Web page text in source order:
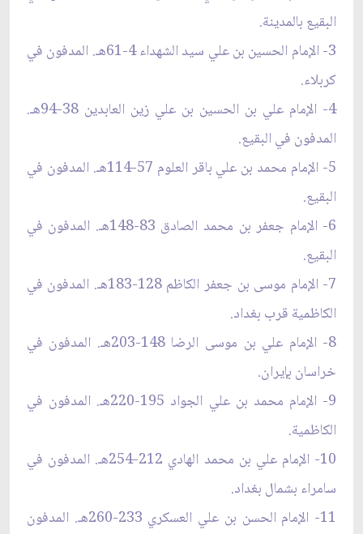
البقيع بالمدينة.
3- الإمام الحسين بن علي سيد الشهداء 4-61هـ. المدفون في
كربلاء.
4- الإمام علي بن الحسين بن علي زين العابدين 38-94هـ.
المدفون في البقيع.
5- الإمام محمد بن علي باقر العلوم 57-114هـ. المدفون في
البقيع.
6- الإمام جعفر بن محمد الصادق 83-148هـ. المدفون في
البقيع.
7- الإمام موسى بن جعفر الكاظم 128-183هـ. المدفون في
الكاظمية قرب بغداد.
8- الإمام علي بن موسى الرضا 148-203هـ. المدفون في
خراسان بإيران.
9- الإمام محمد بن علي الجواد 195-220هـ. المدفون في
الكاظمية.
10- الإمام علي بن محمد الهادي 212-254هـ. المدفون في
سامراء بشمال بغداد.
11- الإمام الحسن بن علي العسكري 233-260هـ. المدفون